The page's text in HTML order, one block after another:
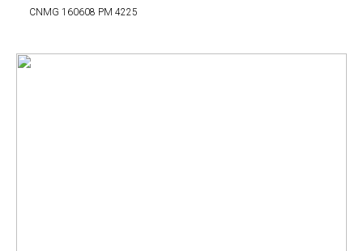
CNMG 160608 PM 4225